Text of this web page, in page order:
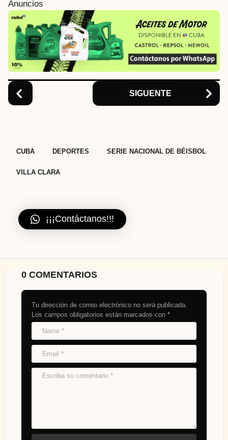
Anuncios
n
o
n
SIGUENTE
CUBA DEPORTES SERIE NACIONAL DE BÉISBOL
VILLA CLARA
¡¡¡Contáctanos!!!
0 COMENTARIOS
Tu dirección de correo electrónico no será publicada.
Los campos obligatorios están marcados con *